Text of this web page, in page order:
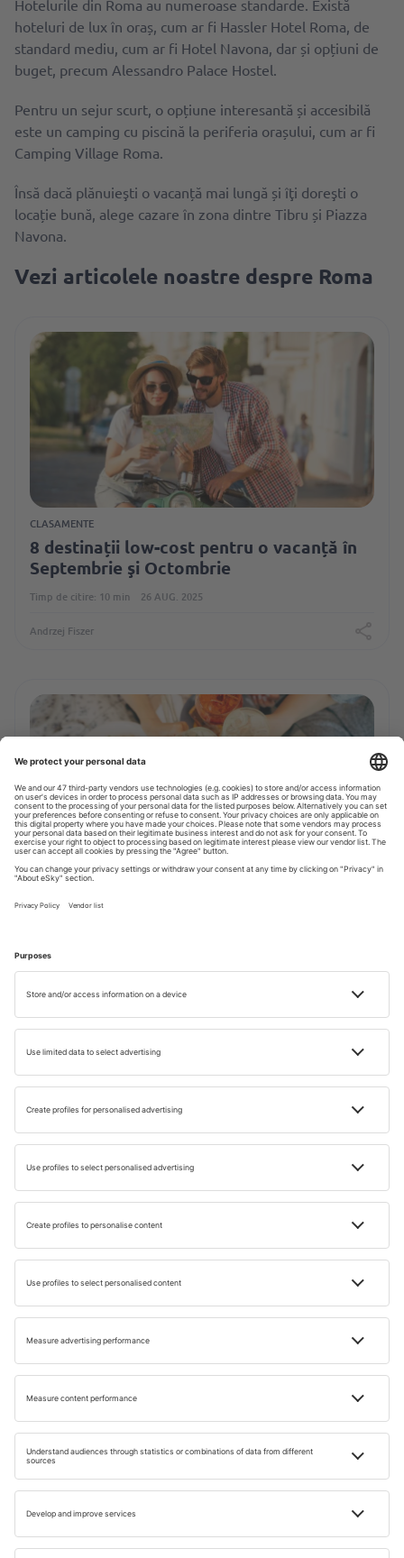
Hotelurile din Roma au numeroase standarde. Există
hoteluri de lux în oraș, cum ar fi Hassler Hotel Roma, de
standard mediu, cum ar fi Hotel Navona, dar și opțiuni de
buget, precum Alessandro Palace Hostel.
Pentru un sejur scurt, o opțiune interesantă și accesibilă
este un camping cu piscină la periferia orașului, cum ar fi
Camping Village Roma.
Însă dacă plănuieşti o vacanță mai lungă și îţi doreşti o
locație bună, alege cazare în zona dintre Tibru și Piazza
Navona.
Vezi articolele noastre despre Roma
CLASAMENTE
8 destinații low-cost pentru o vacanță în
Septembrie şi Octombrie
Timp de citire: 10 min 26 AUG. 2025
Andrzej Fiszer
INSPIRATIE
City break culinar la Roma: ce trebuie să
Timp de citire: 4 min
Joanna Szyndler
CLASAMENTE
Małgorzata Filek